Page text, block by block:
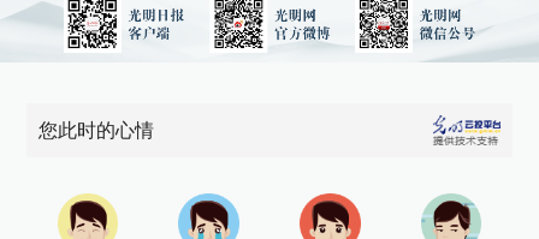
您此时的心情